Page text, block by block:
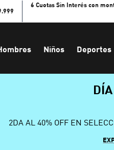
6 Cuotas Sin Interés con
Niños Deportes
2DA AL 40% OFF EN